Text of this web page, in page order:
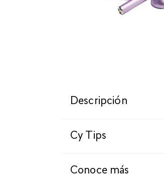
Descripción
Cy Tips
Conoce más